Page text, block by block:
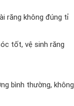
răng không đúng tỉ
tốt, vệ sinh răng
bình thường, không